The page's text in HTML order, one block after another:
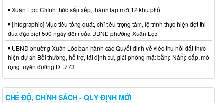
Xuân Lộc: Chính thức sắp xếp, thành lập mới 12 khu phố
[Infographic] Mục tiêu tổng quát, chỉ tiêu trọng tâm, lộ trình thực hiện đợt thi
đua đặc biệt 500 ngày đêm của UBND phường Xuân Lộc
UBND phường Xuân Lộc ban hành các Quyết định về việc thu hồi đất thực
hiện dự án Bồi thường, hỗ trợ, tái định cư, giải phóng mặt bằng Nâng cấp, mở
rộng tuyến đường ĐT.773
CHẾ ĐỘ, CHÍNH SÁCH - QUY ĐỊNH MỚI